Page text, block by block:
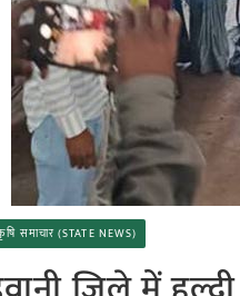
समाचार (STATE NEWS)